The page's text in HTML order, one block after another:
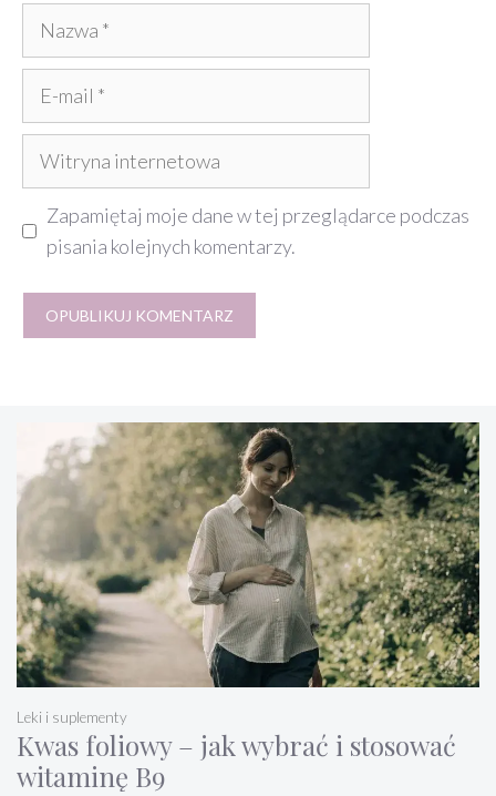
Nazwa
Witryna
internetowa
Zapamiętaj moje dane w tej przeglądarce podczas
pisania kolejnych komentarzy.
Kwas foliowy – jak wybrać i stosować
witaminę B9
Leki i suplementy